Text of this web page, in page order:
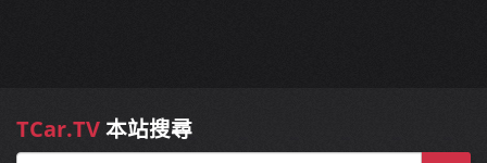
TCar.TV本站搜尋